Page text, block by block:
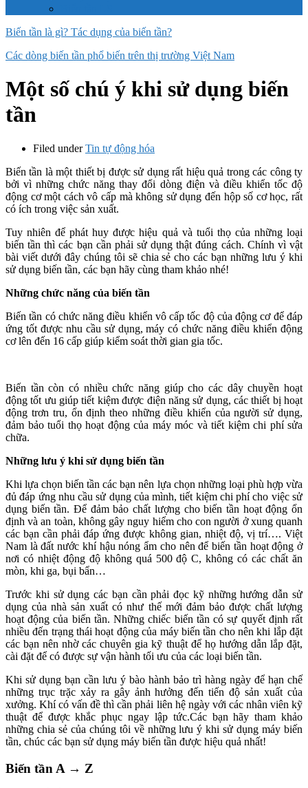
Biến tần là gì? Tác dụng của biến tần?
Các dòng biến tần phổ biến trên thị trường Việt Nam
Một số chú ý khi sử dụng biến
tần
Filed underTin tự động hóa
Biến tần là một thiết bị được sử dụng rất hiệu quả trong các công ty
bởi vì những chức năng thay đổi dòng điện và điều khiển tốc độ
động cơ một cách vô cấp mà không sử dụng đến hộp số cơ học, rất
có ích trong việc sản xuất.
Tuy nhiên để phát huy được hiệu quả và tuổi thọ của những loại
biến tần thì các bạn cần phải sử dụng thật đúng cách. Chính vì vật
bài viết dưới đây chúng tôi sẽ chia sẻ cho các bạn những lưu ý khi
sử dụng biến tần, các bạn hãy cùng tham khảo nhé!
Những chức năng của biến tần
Biến tần có chức năng điều khiển vô cấp tốc độ của động cơ để đáp
ứng tốt được nhu cầu sử dụng, máy có chức năng điều khiển động
cơ lên đến 16 cấp giúp kiểm soát thời gian gia tốc.
Biến tần còn có nhiều chức năng giúp cho các dây chuyền hoạt
động tốt ưu giúp tiết kiệm được điện năng sử dụng, các thiết bị hoạt
động trơn tru, ổn định theo những điều khiển của người sử dụng,
đảm bảo tuổi thọ hoạt động của máy móc và tiết kiệm chi phí sửa
chữa.
Những lưu ý khi sử dụng biến tần
Khi lựa chọn biến tần các bạn nên lựa chọn những loại phù hợp vừa
đủ đáp ứng nhu cầu sử dụng của mình, tiết kiệm chi phí cho việc sử
dụng biến tần. Để đảm bảo chất lượng cho biến tần hoạt động ổn
định và an toàn, không gây nguy hiểm cho con người ở xung quanh
các bạn cần phải đáp ứng được không gian, nhiệt độ, vị trí…. Việt
Nam là đất nước khí hậu nóng ẩm cho nên để biến tần hoạt động ở
nơi có nhiệt động độ không quá 500 độ C, không có các chất ăn
mòn, khi ga, bụi bẩn…
Trước khi sử dụng các bạn cần phải đọc kỹ những hướng dẫn sử
dụng của nhà sản xuất có như thế mới đảm bảo được chất lượng
hoạt động của biến tần. Những chiếc biến tần có sự quyết định rất
nhiều đến trạng thái hoạt động của máy biến tần cho nên khi lắp đặt
các bạn nên nhờ các chuyên gia kỹ thuật để họ hướng dẫn lắp đặt,
cài đặt để có được sự vận hành tối ưu của các loại biến tần.
Khi sử dụng bạn cần lưu ý bào hành bảo trì hàng ngày để hạn chế
những trục trặc xảy ra gây ảnh hưởng đến tiến độ sản xuất của
xưởng. Khí có vấn đề thì cần phải liên hệ ngày với các nhân viên kỹ
thuật để được khắc phục ngay lập tức.Các bạn hãy tham khảo
những chia sẻ của chúng tôi về những lưu ý khi sử dụng máy biến
tần, chúc các bạn sử dụng máy biến tần được hiệu quả nhất!
Biến tần A → Z